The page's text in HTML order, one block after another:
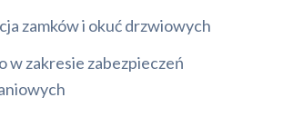
zamków i okuć drzwiowych
w zakresie zabezpieczeń